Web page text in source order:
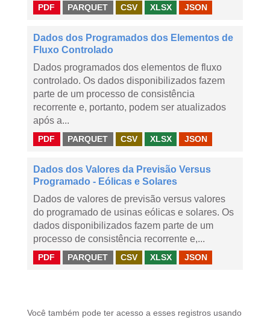
PDF PARQUET CSV XLSX JSON
Dados dos Programados dos Elementos de
Fluxo Controlado
Dados programados dos elementos de fluxo
controlado. Os dados disponibilizados fazem
parte de um processo de consistência
recorrente e, portanto, podem ser atualizados
após a...
PDF PARQUET CSV XLSX JSON
Dados dos Valores da Previsão Versus
Programado - Eólicas e Solares
Dados de valores de previsão versus valores
do programado de usinas eólicas e solares. Os
dados disponibilizados fazem parte de um
processo de consistência recorrente e,...
PDF PARQUET CSV XLSX JSON
Você também pode ter acesso a esses registros usando